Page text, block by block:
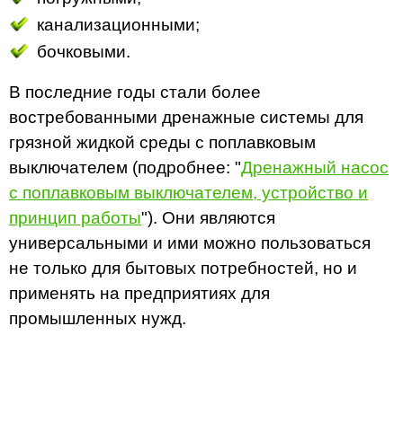
канализационными;
бочковыми.
В последние годы стали более
востребованными дренажные системы для
грязной жидкой среды с поплавковым
выключателем (подробнее: "Дренажный насос
с поплавковым выключателем, устройство и
принцип работы"). Они являются
универсальными и ими можно пользоваться
не только для бытовых потребностей, но и
применять на предприятиях для
промышленных нужд.